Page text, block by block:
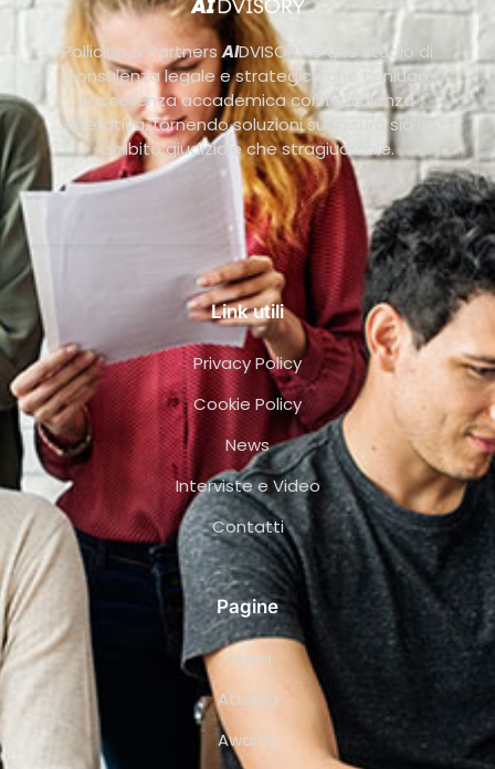
Pollicino & PartnersAIDVISORY è uno studio di
consulenza legale e strategica che coniuga
l’eccellenza accademica con l’efficienza
operativa, fornendo soluzioni su misura sia in
ambito giudiziale che stragiudiziale.
Link utili
Privacy Policy
Cookie Policy
News
Interviste e Video
Contatti
Pagine
Team
Attività
Awards